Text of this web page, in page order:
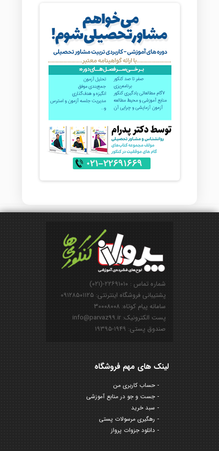
شماره تماس : ۲۲۶۹۱۰۱۰-(۰۲۱)
پشتیبانی فروشگاه اینترنتی: ۰۹۱۲۸۵۰۱۱۲۵
سامانه پیام کوتاه: ۳۰۰۰۸۰۰۸
پست الکترونیک: info@parvaz99.ir
صندوق پستی: ۱۹۴۹-۱۹۳۹۵
لینک های مهم فروشگاه
حساب کاربری من
جست و جو در منابع آموزشی
سبد خرید
رهگیری مرسولات پستی
دانلود جزوات پرواز